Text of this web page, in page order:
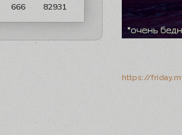
666 82931
https://